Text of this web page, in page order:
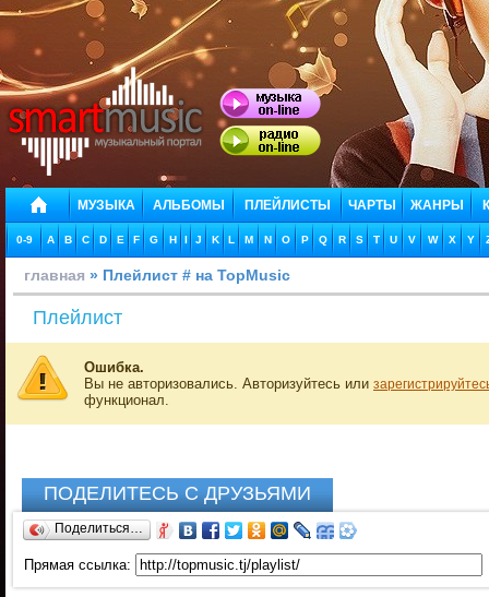
МУЗЫКА АЛЬБОМЫ ПЛЕЙЛИСТЫ ЧАРТЫ ЖАНРЫ
0-9 A B C D E F G H I J K L M N O P Q R S T U V W X Y
главная » Плейлист # на TopMusic
Плейлист
Ошибка.
Вы не авторизовались. Авторизуйтесь или
функционал.
ПОДЕЛИТЕСЬ С ДРУЗЬЯМИ
Поделиться…
Прямая ссылка: